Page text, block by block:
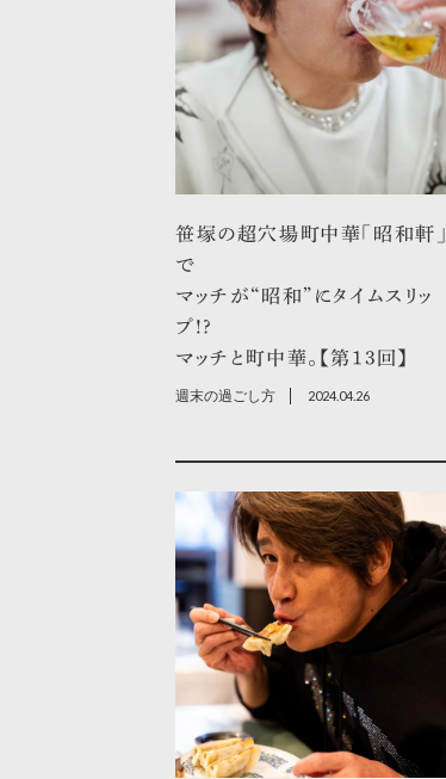
笹塚の超穴場町中華「昭和軒」
で
マッチが“昭和”にタイムスリッ
プ!?
マッチと町中華。【第13回】
週末の過ごし方 2024.04.26